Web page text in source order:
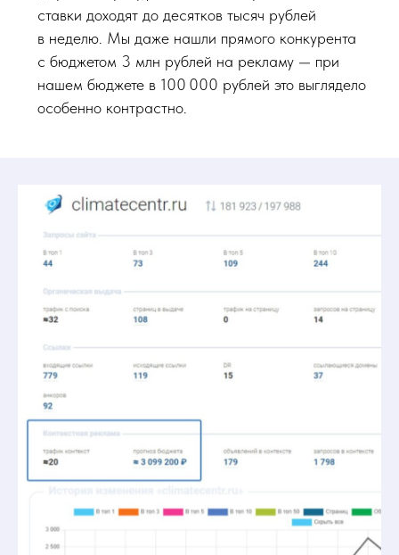
ставки доходят до десятков тысяч рублей
в неделю. Мы даже нашли прямого конкурента
с бюджетом 3 млн рублей на рекламу — при
нашем бюджете в 100 000 рублей это выглядело
особенно контрастно.